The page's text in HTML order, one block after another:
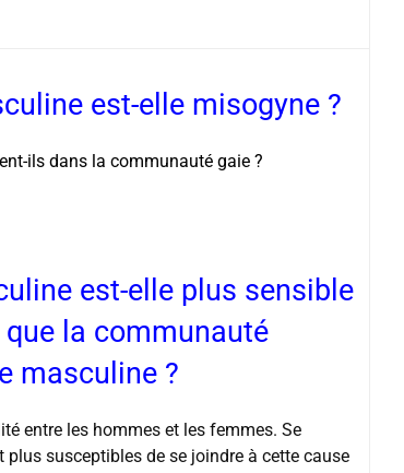
est-elle misogyne ?
ils dans la communauté gaie ?
est-elle plus sensible
la communauté
masculine ?
entre les hommes et les femmes. Se
susceptibles de se joindre à cette cause